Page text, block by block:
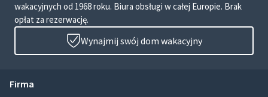
wakacyjnych od 1968 roku. Biura obsługi w całej Europie. Brak
opłat za rezerwację.
Wynajmij swój dom wakacyjny
Firma